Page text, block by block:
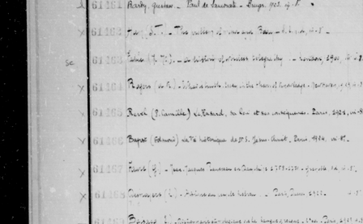
(1441-1970)